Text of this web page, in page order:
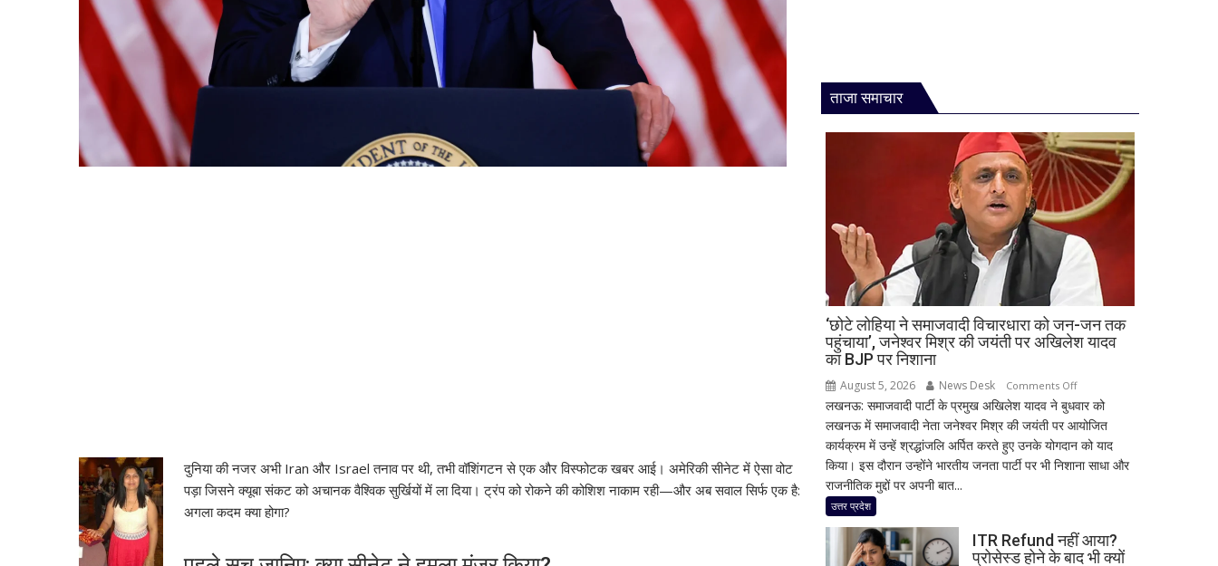
दुनिया की नजर अभी Iran और Israel तनाव पर थी, तभी वॉशिंगटन से एक और विस्फोटक खबर आई। अमेरिकी सीनेट में ऐसा वोट
पड़ा जिसने क्यूबा संकट को अचानक वैश्विक सुर्खियों में ला दिया। ट्रंप को रोकने की कोशिश नाकाम रही—और अब सवाल सिर्फ एक है:
अगला कदम क्या होगा?
ताजा समाचार
‘छोटे लोहिया ने समाजवादी विचारधारा को जन-जन तक
पहुंचाया’, जनेश्वर मिश्र की जयंती पर अखिलेश यादव
का BJP पर निशाना
August 5, 2026 News Desk Comments Offon
‘छोटे
लोहिया
ने
समाजवादी
जन
लखनऊ: समाजवादी पार्टी के प्रमुख अखिलेश यादव ने बुधवार को
लखनऊ में समाजवादी नेता जनेश्वर मिश्र की जयंती पर आयोजित
कार्यक्रम में उन्हें श्रद्धांजलि अर्पित करते हुए उनके योगदान को याद
किया। इस दौरान उन्होंने भारतीय जनता पार्टी पर भी निशाना साधा और
राजनीतिक मुद्दों पर अपनी बात...
उत्तर प्रदेश
ITR Refund नहीं आया?
प्रोसेस्ड होने के बाद भी क्यों